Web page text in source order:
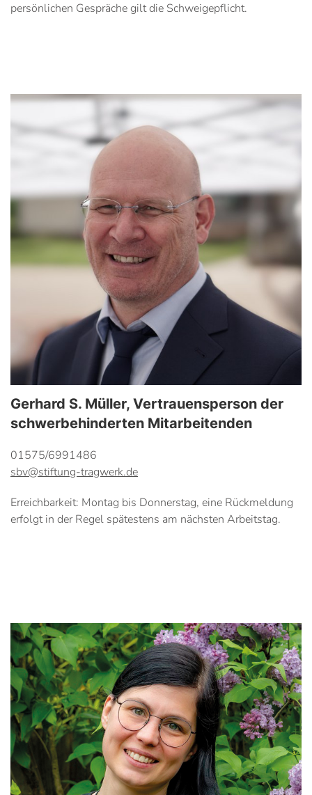
persönlichen Gespräche gilt die Schweigepflicht.
Gerhard S. Müller, Vertrauensperson der
schwerbehinderten Mitarbeitenden
01575/6991486
sbv@stiftung-tragwerk.de
Erreichbarkeit: Montag bis Donnerstag, eine Rückmeldung
erfolgt in der Regel spätestens am nächsten Arbeitstag.